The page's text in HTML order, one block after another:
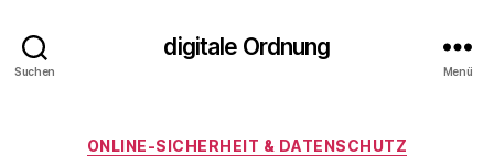
Suchen
digitale Ordnung
Menü
Kategorien
ONLINE‑SICHERHEIT & DATENSCHUTZ